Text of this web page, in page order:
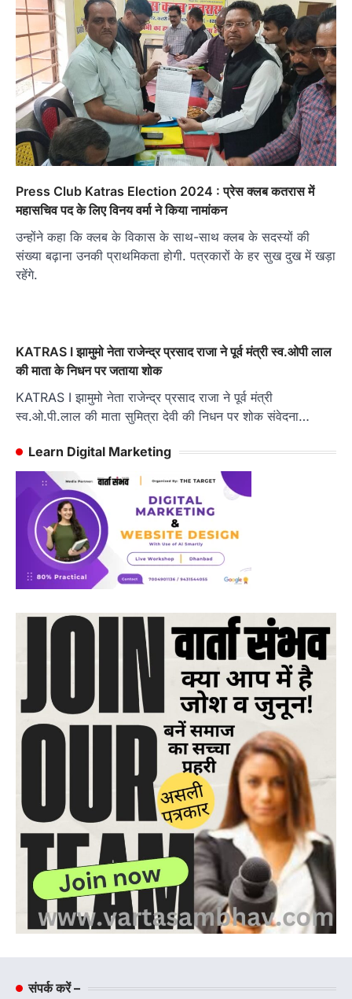
Press Club Katras Election 2024 : प्रेस क्लब कतरास में
महासचिव पद के लिए विनय वर्मा ने किया नामांकन
उन्होंने कहा कि क्लब के विकास के साथ-साथ क्लब के सदस्यों की
संख्या बढ़ाना उनकी प्राथमिकता होगी. पत्रकारों के हर सुख दुख में खड़ा
रहेंगे.
KATRAS I झामुमो नेता राजेन्द्र प्रसाद राजा ने पूर्व मंत्री स्व.ओपी लाल
की माता के निधन पर जताया शोक
KATRAS I झामुमो नेता राजेन्द्र प्रसाद राजा ने पूर्व मंत्री
स्व.ओ.पी.लाल की माता सुमित्रा देवी की निधन पर शोक संवेदना…
Learn Digital Marketing
संपर्क करें –